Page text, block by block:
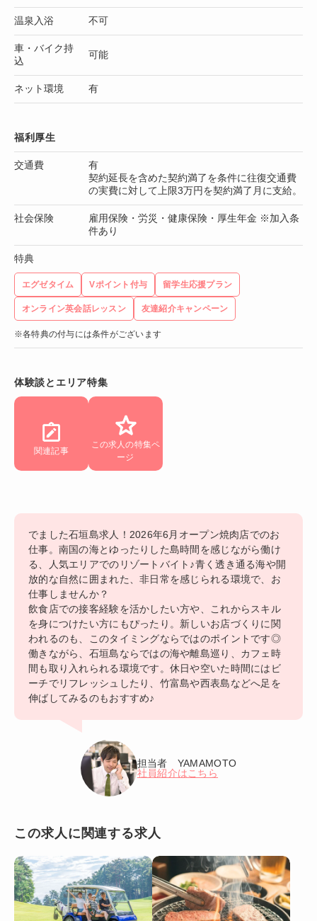
温泉入浴 不可
車・バイク持
込
可能
ネット環境 有
福利厚生
交通費
有
契約延長を含めた契約満了を条件に往復交通費
の実費に対して上限3万円を契約満了月に支給。
社会保険
雇用保険・労災・健康保険・厚生年金 ※加入条
件あり
特典
エグゼタイム Vポイント付与 留学生応援プラン
オンライン英会話レッスン 友達紹介キャンペーン
※各特典の付与には条件がございます
体験談とエリア特集
関連記事
この求人の特集ペ
ージ
でました石垣島求人！2026年6月オープン焼肉店でのお
仕事。南国の海とゆったりした島時間を感じながら働け
る、人気エリアでのリゾートバイト♪青く透き通る海や開
放的な自然に囲まれた、非日常を感じられる環境で、お
仕事しませんか？
飲食店での接客経験を活かしたい方や、これからスキル
を身につけたい方にもぴったり。新しいお店づくりに関
われるのも、このタイミングならではのポイントです◎
働きながら、石垣島ならではの海や離島巡り、カフェ時
間も取り入れられる環境です。休日や空いた時間にはビ
ーチでリフレッシュしたり、竹富島や西表島などへ足を
伸ばしてみるのもおすすめ♪
担当者 YAMAMOTO
社員紹介はこちら
この求人に関連する求人